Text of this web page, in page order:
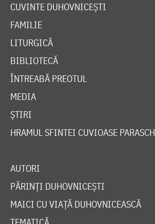
CUVINTE DUHOVNICEȘTI
FAMILIE
LITURGICĂ
BIBLIOTECĂ
ÎNTREABĂ PREOTUL
MEDIA
ȘTIRI
HRAMUL SFINTEI CUVIOASE
AUTORI
PĂRINȚI DUHOVNICEȘTI
MAICI CU VIAȚĂ DUHOVNICEASCĂ